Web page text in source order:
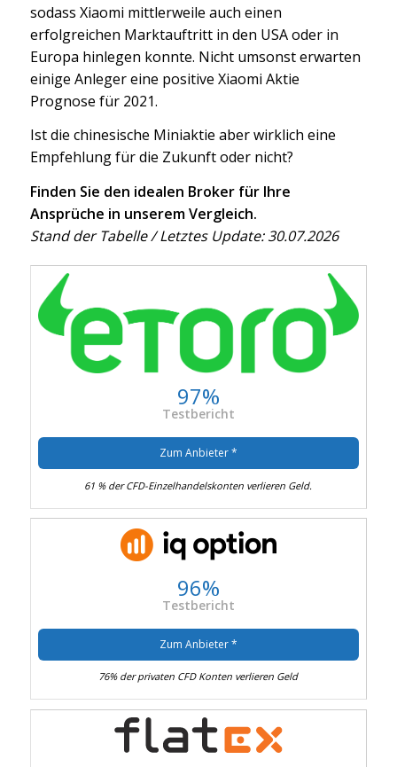
sodass Xiaomi mittlerweile auch einen
erfolgreichen Marktauftritt in den USA oder in
Europa hinlegen konnte. Nicht umsonst erwarten
einige Anleger eine positive Xiaomi Aktie
Prognose für 2021.
Ist die chinesische Miniaktie aber wirklich eine
Empfehlung für die Zukunft oder nicht?
Finden Sie den idealen Broker für Ihre
Ansprüche in unserem Vergleich.
Stand der Tabelle / Letztes Update: 30.07.2026
97%
Testbericht
Zum Anbieter *
61 % der CFD-Einzelhandelskonten verlieren Geld.
96%
Testbericht
Zum Anbieter *
76% der privaten CFD Konten verlieren Geld